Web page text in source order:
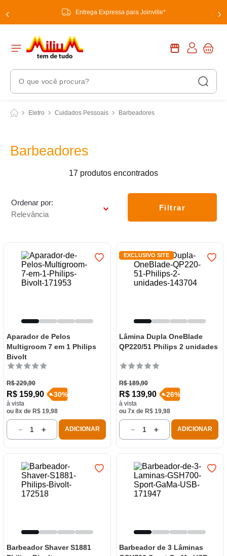
Entrega Expressa para Joinville*
O que você procura?
Eletro Cuidados Pessoais Barbeadores
Barbeadores
17 produtos
Ordenar por
Relevância
Filtrar
Aparador de Pelos
Multigroom 7 em 1 Philips
Bivolt
R$ 229,90
R$ 159,90
à vista
-30%
ou 8x de R$ 19,98
＋
－ ADICIONAR
EXCLUSIVO SITE
Lâmina Dupla OneBlade
QP220/51 Philips 2 unidades
R$ 189,90
R$ 139,90
à vista
-26%
ou 7x de R$ 19,98
＋
－ ADICIONAR
Barbeador Shaver S1881
Barbeador de 3 Lâminas
Termos Mais Buscados
2 º tinta
5º
6º luminária
8º panelas
9 º varal
10º caneca